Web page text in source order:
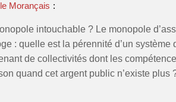
Morançais :
intouchable ? Le monopole
: quelle est la pérennité d’un
de collectivités dont les
quand cet argent public n’existe plus